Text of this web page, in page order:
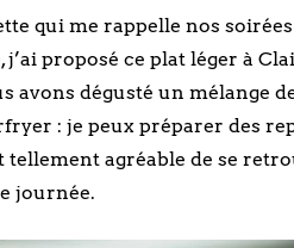
qui me rappelle nos soirées
proposé ce plat léger à
avons dégusté un mélange
: je peux préparer des
tellement agréable de se
journée.